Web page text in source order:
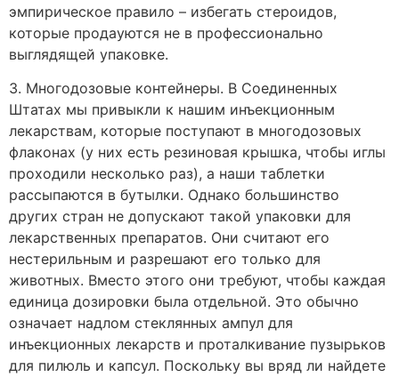
эмпирическое правило – избегать стероидов,
которые продауются не в профессионально
выглядящей упаковке.
3. Многодозовые контейнеры. В Соединенных
Штатах мы привыкли к нашим инъекционным
лекарствам, которые поступают в многодозовых
флаконах (у них есть резиновая крышка, чтобы иглы
проходили несколько раз), а наши таблетки
рассыпаются в бутылки. Однако большинство
других стран не допускают такой упаковки для
лекарственных препаратов. Они считают его
нестерильным и разрешают его только для
животных. Вместо этого они требуют, чтобы каждая
единица дозировки была отдельной. Это обычно
означает надлом стеклянных ампул для
инъекционных лекарств и проталкивание пузырьков
для пилюль и капсул. Поскольку вы вряд ли найдете